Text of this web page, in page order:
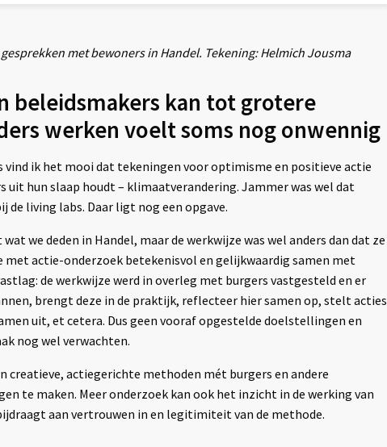
met bewoners in Handel. Tekening: Helmich Jousma
beleidsmakers kan tot grotere
werken voelt soms nog onwennig
vind ik het mooi dat tekeningen voor optimisme en positieve actie
uit hun slaap houdt – klimaatverandering. Jammer was wel dat
living labs. Daar ligt nog een opgave.
we deden in Handel, maar de werkwijze was wel anders dan dat ze
met actie-onderzoek betekenisvol en gelijkwaardig samen met
de werkwijze werd in overleg met burgers vastgesteld en er
brengt deze in de praktijk, reflecteer hier samen op, stelt acties
uit, et cetera. Dus geen vooraf opgestelde doelstellingen en
nog wel verwachten.
creatieve, actiegerichte methoden mét burgers en andere
te maken. Meer onderzoek kan ook het inzicht in de werking van
aan vertrouwen in en legitimiteit van de methode.